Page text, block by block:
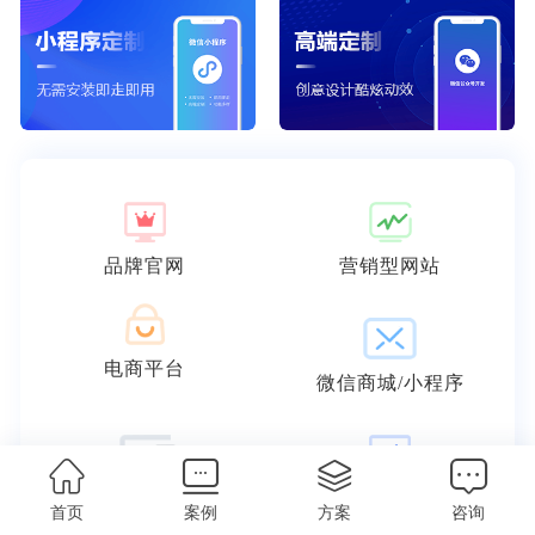
品牌官网 营销型网站
电商平台
微信商城/小程序
响应式网站
首页 案例 方案 咨询